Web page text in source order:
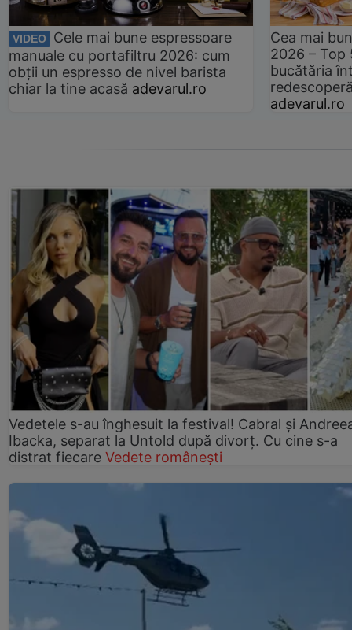
VIDEO
Cele mai bune espressoare
manuale cu portafiltru 2026: cum
obții un espresso de nivel barista
chiar la tine acasă adevarul.ro
Cea mai
2026 –
bucătăria
adevarul.ro
Vedetele s-au înghesuit la festival! Cabral și
Ibacka, separat la Untold după divorț. Cu cine s-a
distrat fiecare Vedete românești